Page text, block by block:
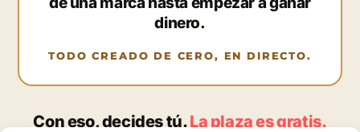
dinero.
TODO CREADO DE CERO, EN DIRECTO.
Con eso, decides tú.La plaza es gratis.